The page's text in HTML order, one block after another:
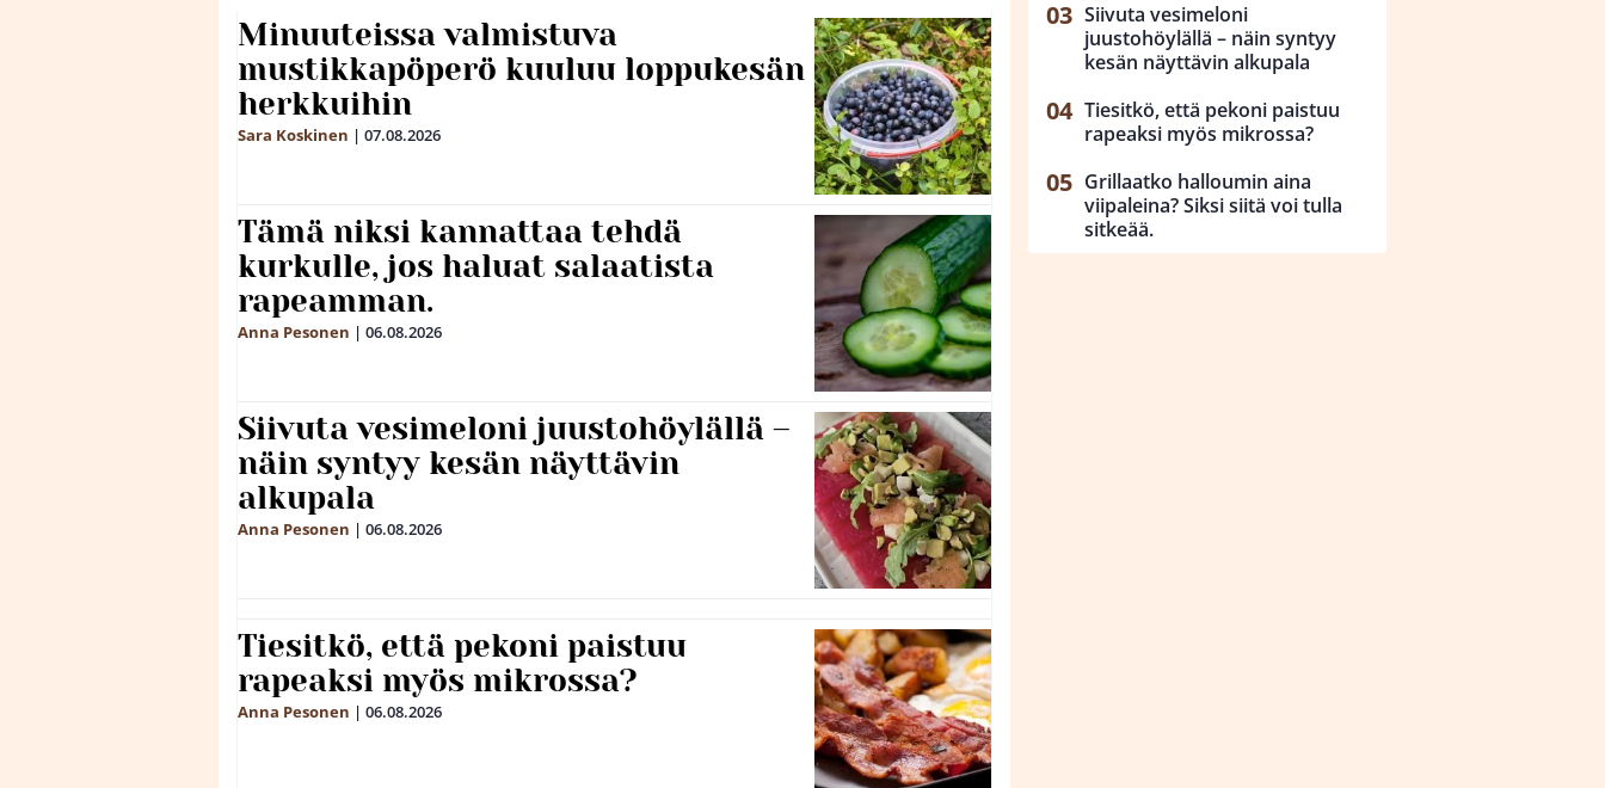
Minuuteissa valmistuva
mustikkapöperö kuuluu loppukesän
herkkuihin
Sara Koskinen | 07.08.2026
Tämä niksi kannattaa tehdä
kurkulle, jos haluat salaatista
rapeamman.
Anna Pesonen | 06.08.2026
Siivuta vesimeloni juustohöylällä –
näin syntyy kesän näyttävin
alkupala
Anna Pesonen | 06.08.2026
Tiesitkö, että pekoni paistuu
rapeaksi myös mikrossa?
Anna Pesonen | 06.08.2026
Siivuta vesimeloni
juustohöylällä – näin syntyy
kesän näyttävin alkupala
Tiesitkö, että pekoni paistuu
rapeaksi myös mikrossa?
Grillaatko halloumin aina
viipaleina? Siksi siitä voi tulla
sitkeää.